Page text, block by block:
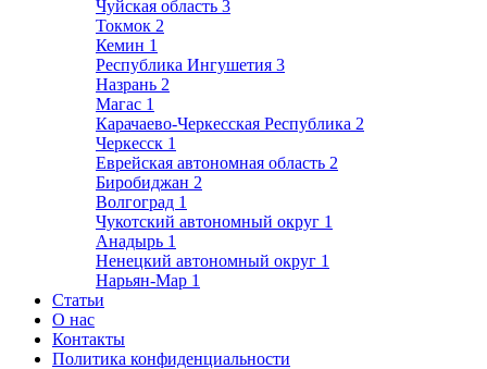
Чуйская область 3
Токмок 2
Кемин 1
Республика Ингушетия 3
Назрань 2
Магас 1
Карачаево-Черкесская Республика 2
Черкесск 1
Еврейская автономная область 2
Биробиджан 2
Волгоград 1
Чукотский автономный округ 1
Анадырь 1
Ненецкий автономный округ 1
Нарьян-Мар 1
Статьи
О нас
Контакты
Политика конфиденциальности